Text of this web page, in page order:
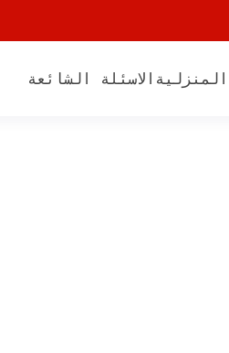
الاسئلة الشائعة